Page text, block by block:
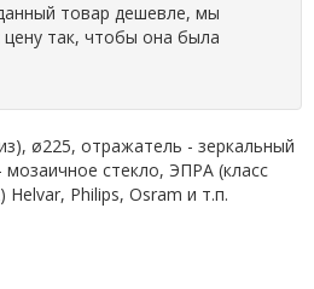
товар дешевле, мы
цену так, чтобы она была
ø225, отражатель - зеркальный
стекло, ЭПРА (класс
Helvar, Philips, Osram и т.п.